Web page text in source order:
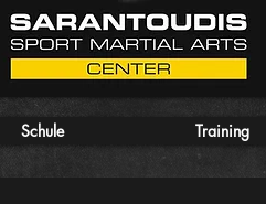
Schule Training